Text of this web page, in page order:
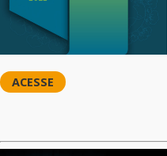
ACESSE